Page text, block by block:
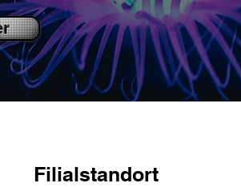
Filialstandort